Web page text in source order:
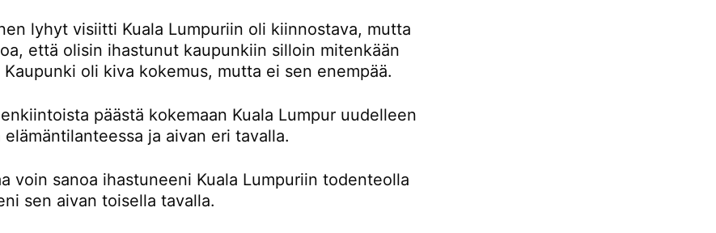
lyhyt visiitti Kuala Lumpuriin oli kiinnostava, mutta
että olisin ihastunut kaupunkiin silloin mitenkään
oli kiva kokemus, mutta ei sen enempää.
päästä kokemaan Kuala Lumpur uudelleen
elämäntilanteessa ja aivan eri tavalla.
voin sanoa ihastuneeni Kuala Lumpuriin todenteolla
sen aivan toisella tavalla.